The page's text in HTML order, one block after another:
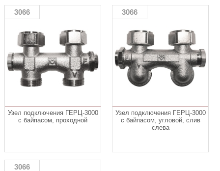
3066
Узел подключения ГЕРЦ-3000
с байпасом, проходной
3066
Узел подключения ГЕРЦ-3000
с байпасом, угловой, слив
слева
3066